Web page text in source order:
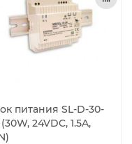
питания SL-D-30-
24VDC, 1.5A,